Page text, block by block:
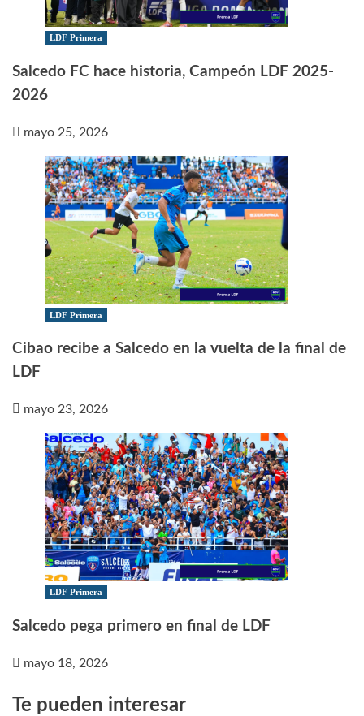
LDF Primera
Salcedo FC hace historia, Campeón LDF 2025-
2026
mayo 25, 2026
LDF Primera
Cibao recibe a Salcedo en la vuelta de la final de
LDF
mayo 23, 2026
LDF Primera
Salcedo pega primero en final de LDF
mayo 18, 2026
Te pueden interesar